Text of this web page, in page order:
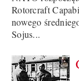
Rotorcraft
nowego
Sojus...